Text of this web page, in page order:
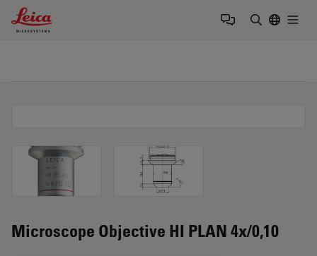
Leica Microsystems Logo
Microscope Objective HI PLAN 4x/0,10